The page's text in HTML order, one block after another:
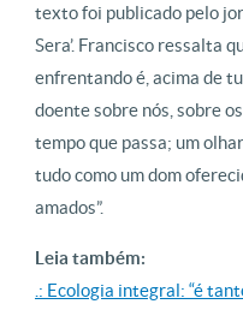
texto foi publicado pelo
Sera’. Francisco ressalta
enfrentando é, acima de
doente sobre nós, sobre
tempo que passa; um
tudo como um dom
amados”.
Leia também:
.: Ecologia integral: “é